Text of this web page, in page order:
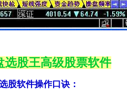
选股王高级股票软件
股软件操作口诀：